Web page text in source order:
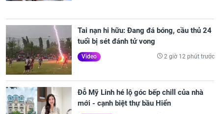
Tai nạn hi hữu: Đang đá bóng, cầu thủ 24
tuổi bị sét đánh tử vong
Video 2 giờ 12 phút trước
Đỗ Mỹ Linh hé lộ góc bếp chill của nhà
mới - cạnh biệt thự bầu Hiển